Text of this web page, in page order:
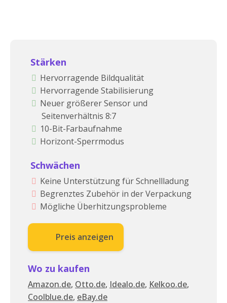
Stärken
Hervorragende Bildqualität
Hervorragende Stabilisierung
Neuer größerer Sensor und
Seitenverhältnis 8:7
10-Bit-Farbaufnahme
Horizont-Sperrmodus
Schwächen
Keine Unterstützung für Schnellladung
Begrenztes Zubehör in der Verpackung
Mögliche Überhitzungsprobleme
Preis anzeigen
Wo zu kaufen
Amazon.de, Otto.de, Idealo.de, Kelkoo.de,
Coolblue.de, eBay.de